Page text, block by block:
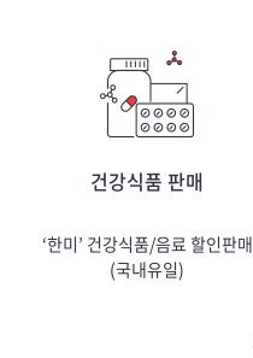
건강식품 판매
‘한미’ 건강식품/음료 할인판매
(국내유일)